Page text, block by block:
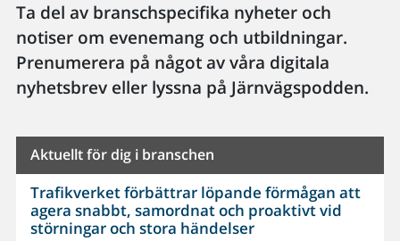
Ta del av branschspecifika nyheter och
notiser om evenemang och utbildningar.
Prenumerera på något av våra digitala
nyhetsbrev eller lyssna på Järnvägspodden.
Aktuellt för dig i branschen
Trafikverket förbättrar löpande förmågan att
agera snabbt, samordnat och proaktivt vid
störningar och stora händelser